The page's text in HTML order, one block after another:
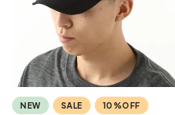
NEW SALE 10%OFF